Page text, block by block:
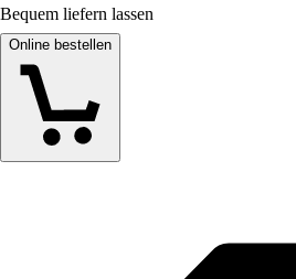
Bequem liefern lassen
Online bestellen